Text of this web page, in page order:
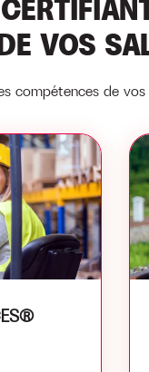
VOS
compétences de